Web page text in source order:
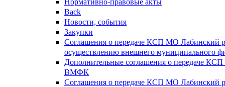
Нормативно-правовые акты
Back
Новости, события
Закупки
Соглашения о передаче КСП МО Лабинский
осуществлению внешнего муниципального
Дополнительные соглашения о передаче
ВМФК
Соглашения о передаче КСП МО Лабинский